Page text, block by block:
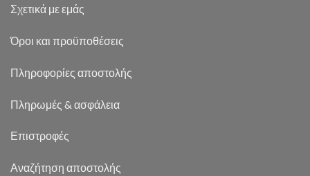
Σχετικά με εμάς
Όροι και προϋποθέσεις
Πληροφορίες αποστολής
Πληρωμές & ασφάλεια
Επιστροφές
Αναζήτηση αποστολής